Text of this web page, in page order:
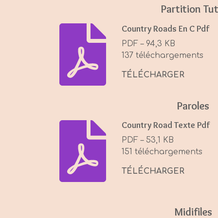
Partition
Country Roads En C Pdf
PDF – 94,3 KB
137 téléchargements
TÉLÉCHARGER
Paroles
Country Road Texte Pdf
PDF – 53,1 KB
151 téléchargements
TÉLÉCHARGER
Midifiles